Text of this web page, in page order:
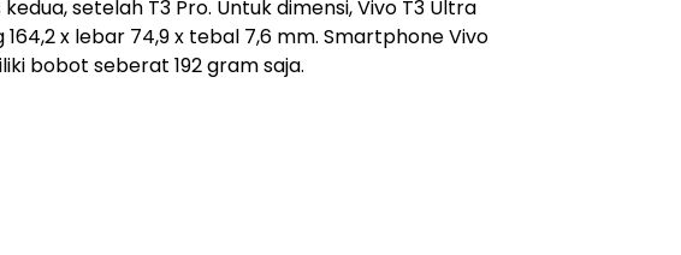
setelah T3 Pro. Untuk dimensi, Vivo T3 Ultra
x lebar 74,9 x tebal 7,6 mm. Smartphone Vivo
bobot seberat 192 gram saja.